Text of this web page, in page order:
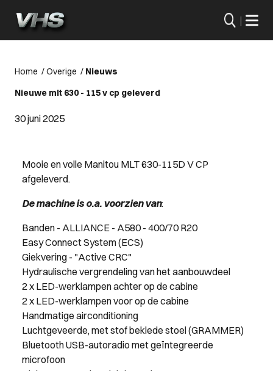
|
Home /Overige / Nieuws
Nieuwe mlt 630 - 115 v cp geleverd
30 juni 2025
Mooie en volle Manitou MLT 630-115D V CP
afgeleverd.
De machine is o.a. voorzien van:
Banden - ALLIANCE - A580 - 400/70 R20
Easy Connect System (ECS)
Giekvering - "Active CRC"
Hydraulische vergrendeling van het aanbouwdeel
2 x LED-werklampen achter op de cabine
2 x LED-werklampen voor op de cabine
Handmatige airconditioning
Luchtgeveerde, met stof beklede stoel (GRAMMER)
Bluetooth USB-autoradio met geïntegreerde
microfoon